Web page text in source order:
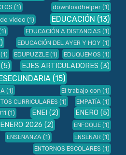
(1) downloadhelper (1)
video (1) EDUCACIÓN (13)
EDUCACIÓN A DISTANCIAS (1)
EDUCACIÓN DEL AYER Y HOY (1)
(1) EDUPUZZLE (1) EDUQUEMOS (1)
(5) EJES ARTICULADORES (3)
(15)
(1) El trabajo con (1)
CURRICULARES (1) EMPATÍA (1)
(1) ENEI (2) ENERO (5)
ENERO 2026 (2) ENFOQUE (1)
ENSEÑANZA (1) ENSEÑAR (1)
ENTORNOS ESCOLARES (1)